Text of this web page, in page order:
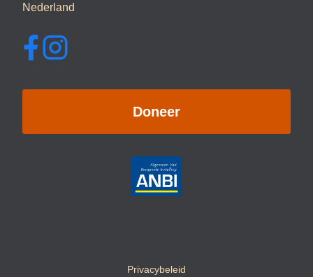
Nederland
Doneer
Privacybeleid